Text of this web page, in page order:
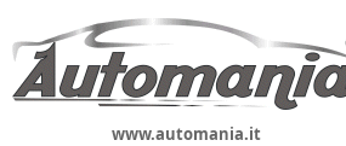
www.automania.it